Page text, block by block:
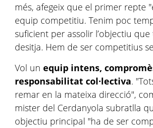
més, afegeix que el primer repte
equip competitiu. Tenim poc
suficient per assolir l’objectiu
desitja. Hem de ser competitius
Vol un equip intens,
responsabilitat col·lectiva.
remar en la mateixa direcció",
mister del Cerdanyola subratlla
objectiu principal "ha de ser